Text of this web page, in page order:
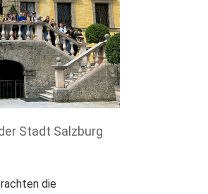
Stadt Salzburg
die